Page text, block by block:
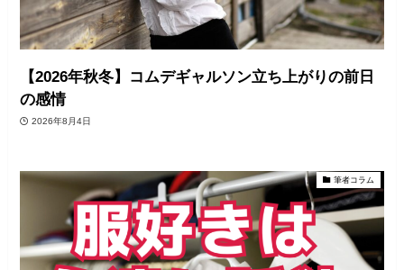
【2026年秋冬】コムデギャルソン立ち上がりの前日
の感情
2026年8月4日
筆者コラム